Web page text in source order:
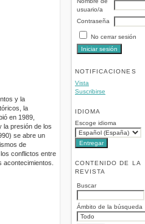
usuario/a
Contraseña
No cerrar sesión
NOTIFICACIONES
Vista
Suscribirse
IDIOMA
Escoge idioma
CONTENIDO DE LA
REVISTA
Buscar
Ámbito de la búsqueda
y la
la
en 1989,
la presión de los
se abre un
de
conflictos entre